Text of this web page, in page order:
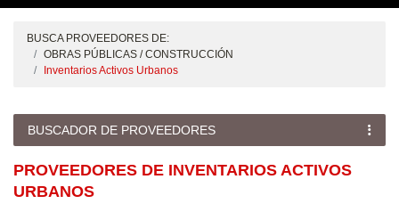
BUSCA PROVEEDORES DE:
OBRAS PÚBLICAS / CONSTRUCCIÓN
Inventarios Activos Urbanos
BUSCADOR DE PROVEEDORES
PROVEEDORES DE INVENTARIOS ACTIVOS
URBANOS